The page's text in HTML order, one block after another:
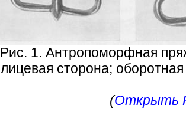
Рис. 1. Антропоморфная
лицевая сторона;
(Открыть